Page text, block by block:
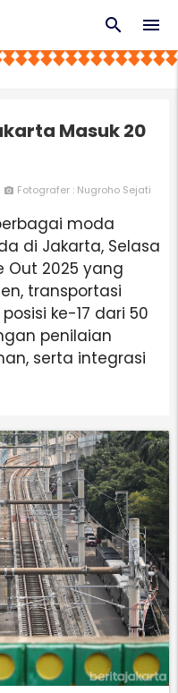
menu
search
Masuk 20
photo_camera Fotografer : Nugroho Sejati
moda
di Jakarta, Selasa
Out 2025 yang
transportasi
ke-17 dari 50
penilaian
serta integrasi